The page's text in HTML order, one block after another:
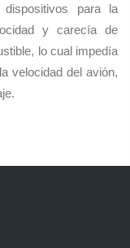
para la
y carecía de
lo cual impedía
velocidad del avión,